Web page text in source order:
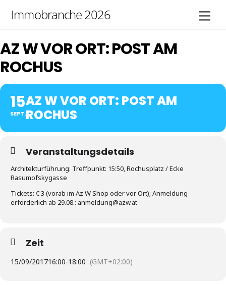
Immobranche 2026
AZ W VOR ORT: POST AM
ROCHUS
15
SEPT.
AZ W VOR ORT: POST AM
ROCHUS
Veranstaltungsdetails
Architekturführung: Treffpunkt: 15:50, Rochusplatz / Ecke
Rasumofskygasse
Tickets: € 3 (vorab im Az W Shop oder vor Ort); Anmeldung
erforderlich ab 29.08.: anmeldung@azw.at
Zeit
15/09/201716:00-18:00 (GMT+02:00)